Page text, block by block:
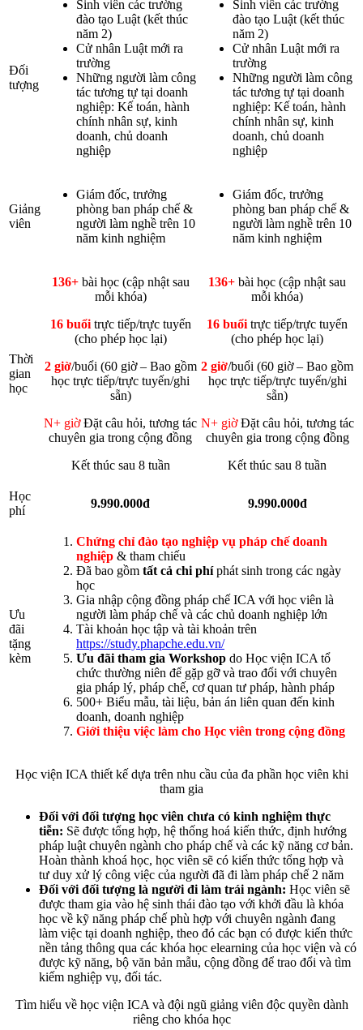
Đối
tượng
Sinh viên các trường
đào tạo Luật (kết thúc
năm 2)
Cử nhân Luật mới ra
trường
Những người làm công
tác tương tự tại doanh
nghiệp: Kế toán, hành
chính nhân sự, kinh
doanh, chủ doanh
nghiệp
Sinh viên các trường
đào tạo Luật (kết thúc
năm 2)
Cử nhân Luật mới ra
trường
Những người làm công
tác tương tự tại doanh
nghiệp: Kế toán, hành
chính nhân sự, kinh
doanh, chủ doanh
nghiệp
Giảng
viên
Giám đốc, trưởng
phòng ban pháp chế &
người làm nghề trên 10
năm kinh nghiệm
Giám đốc, trưởng
phòng ban pháp chế &
người làm nghề trên 10
năm kinh nghiệm
Thời
gian
học
136+bài học (cập nhật sau
mỗi khóa)
16 buổi trực tiếp/trực tuyến
(cho phép học lại)
2 giờ/buổi (60 giờ – Bao gồm
học trực tiếp/trực tuyến/ghi
sẵn)
N+ giờĐặt câu hỏi, tương tác
chuyên gia trong cộng đồng
Kết thúc sau 8 tuần
136+ bài học (cập nhật sau
mỗi khóa)
16 buổi trực tiếp/trực tuyến
(cho phép học lại)
2 giờ/buổi (60 giờ – Bao gồm
học trực tiếp/trực tuyến/ghi
sẵn)
N+ giờĐặt câu hỏi, tương tác
chuyên gia trong cộng đồng
Kết thúc sau 8 tuần
Học
phí
9.990.000đ 9.990.000đ
Ưu
đãi
tặng
kèm
Chứng chỉ đào tạo nghiệp vụ pháp chế doanh
nghiệp & tham chiếu
Đã bao gồm tất cả chi phíphát sinh trong các ngày
học
Gia nhập cộng đồng pháp chế ICA với học viên là
người làm pháp chế và các chủ doanh nghiệp lớn
Tài khoản học tập và tài khoản trên
https://study.phapche.edu.vn/
Ưu đãi tham gia Workshop do Học viện ICA tổ
chức thường niên để gặp gỡ và trao đổi với chuyên
gia pháp lý, pháp chế, cơ quan tư pháp, hành pháp
500+ Biểu mẫu, tài liệu, bản án liên quan đến kinh
doanh, doanh nghiệp
Giới thiệu việc làm cho Học viên trong cộng đồng
Học viện ICA thiết kế dựa trên nhu cầu của đa phần học viên khi
tham gia
Đối với đối tượng học viên chưa có kinh nghiệm thực
tiễn: Sẽ được tổng hợp, hệ thống hoá kiến thức, định hướng
pháp luật chuyên ngành cho pháp chế và các kỹ năng cơ bản.
Hoàn thành khoá học, học viên sẽ có kiến thức tổng hợp và
tư duy xử lý công việc của người đã đi làm pháp chế 2 năm
Đối với đối tượng là người đi làm trái ngành: Học viên sẽ
được tham gia vào hệ sinh thái đào tạo với khởi đầu là khóa
học về kỹ năng pháp chế phù hợp với chuyên ngành đang
làm việc tại doanh nghiệp, theo đó các bạn có được kiến thức
nền tảng thông qua các khóa học elearning của học viện và có
được kỹ năng, bộ văn bản mẫu, cộng đồng để trao đổi và tìm
kiếm nghiệp vụ, đối tác.
Tìm hiểu về học viện ICA và đội ngũ giảng viên độc quyền dành
riêng cho khóa học